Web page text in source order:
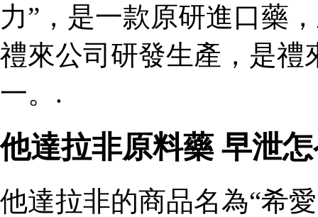
力”，是一款原研進口藥
禮來公司研發生產，是禮
一。.
他達拉非原料藥 早泄
他達拉非的商品名為“希